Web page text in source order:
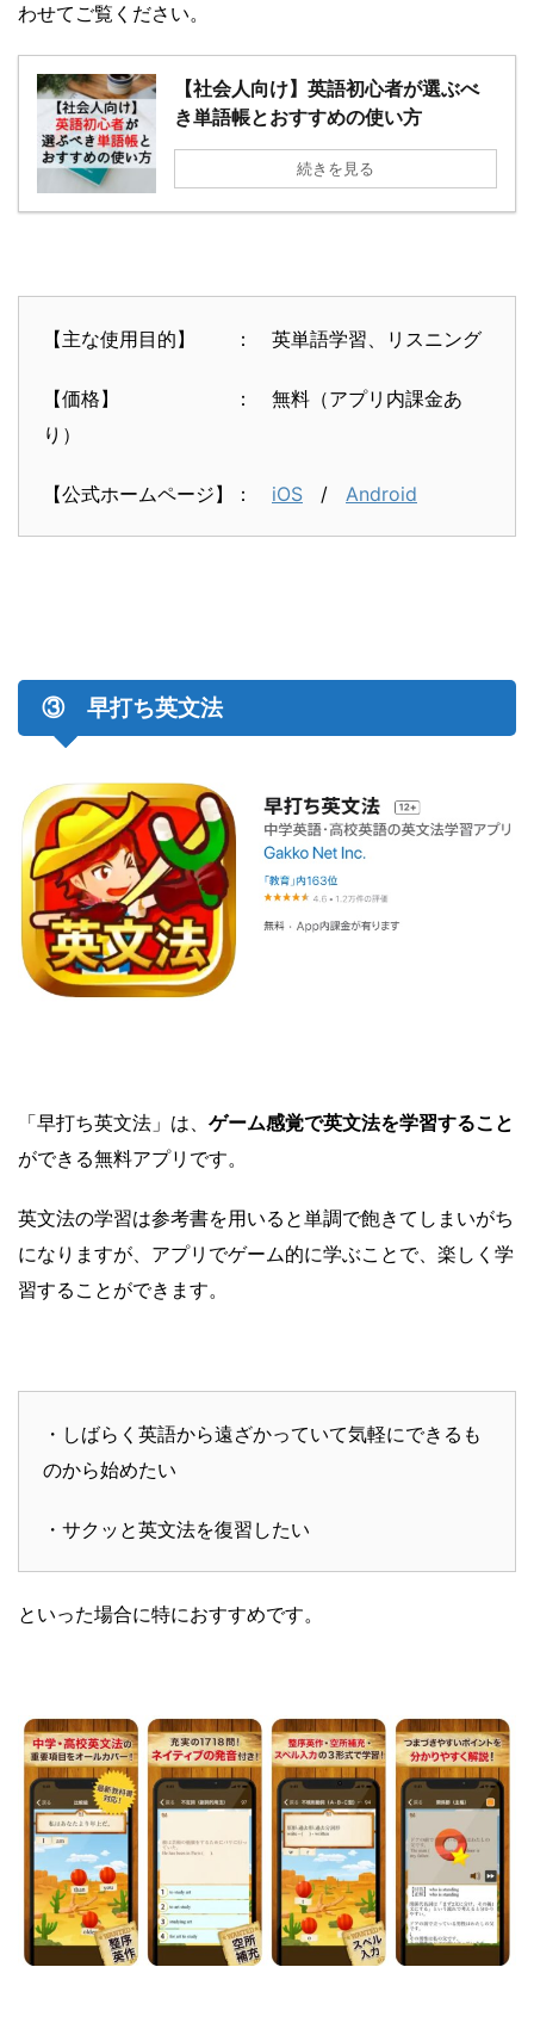
わせてご覧ください。
【社会人向け】英語初心者が選ぶべ
き単語帳とおすすめの使い方
続きを見る
【主な使用目的】 ： 英単語学習、リスニング
【価格】 ： 無料（アプリ内課金あ
り）
【公式ホームページ】： iOS / Android
③ 早打ち英文法
「早打ち英文法」は、 ゲーム感覚で英文法を学習すること
ができる無料アプリです。
英文法の学習は参考書を用いると単調で飽きてしまいがち
になりますが、アプリでゲーム的に学ぶことで、楽しく学
習することができます。
・しばらく英語から遠ざかっていて気軽にできるも
のから始めたい
・サクッと英文法を復習したい
といった場合に特におすすめです。